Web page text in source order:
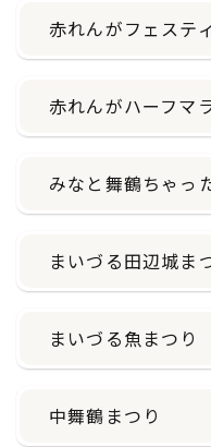
赤れんがフェステ
赤れんがハーフマ
みなと舞鶴ちゃっ
まいづる田辺城ま
まいづる魚まつり
中舞鶴まつり